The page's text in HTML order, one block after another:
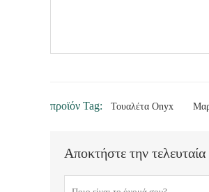
προϊόν Tag: Τουαλέτα Onyx
Αποκτήστε την